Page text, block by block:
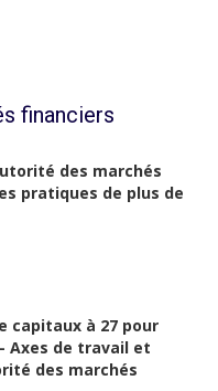
financiers
des marchés
pratiques de plus de
capitaux à 27 pour
Axes de travail et
des marchés